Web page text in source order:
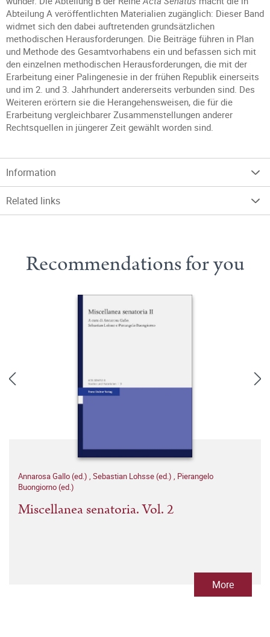
Abteilung A veröffentlichten Materialien zugänglich: Dieser Band
widmet sich den dabei auftretenden grundsätzlichen
methodischen Herausforderungen. Die Beiträge führen in Plan
und Methode des Gesamtvorhabens ein und befassen sich mit
den einzelnen methodischen Herausforderungen, die mit der
Erarbeitung einer Palingenesie in der frühen Republik einerseits
und im 2. und 3. Jahrhundert andererseits verbunden sind. Des
Weiteren erörtern sie die Herangehensweisen, die für die
Erarbeitung vergleichbarer Zusammenstellungen anderer
Rechtsquellen in jüngerer Zeit gewählt worden sind.
Information
Related links
Recommendations for you
Annarosa Gallo (ed.) , Sebastian Lohsse (ed.) , Pierangelo
Buongiorno (ed.)
Miscellanea senatoria. Vol. 2
More